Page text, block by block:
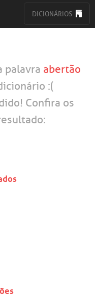
DICIONÁRIOS
palavra abertão
:(
Confira os